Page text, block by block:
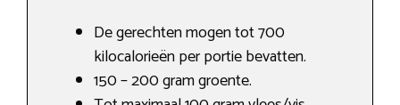
De gerechten mogen tot 700
kilocalorieën per portie bevatten.
150 – 200 gram groente.